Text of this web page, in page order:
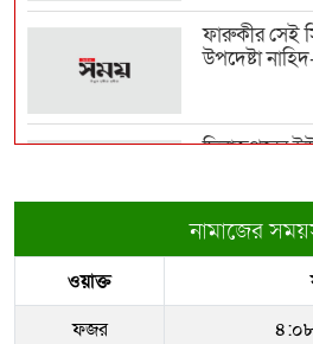
প্রথম শ্রেণিতে
সবাইকে
‘মানুষ
স্বাভাবিক’; জর...
ফারুকীর সেই
উপদেষ্টা
দিনাজপুরের
রাজউকের
জোন-৮ এ
নামাজের
ওয়াক্ত
ফজর